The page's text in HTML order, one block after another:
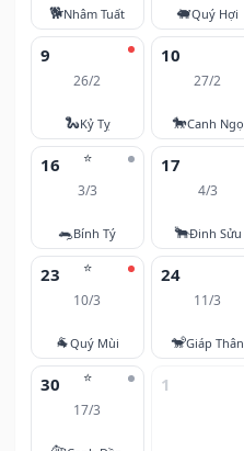
🐕Nhâm Tuất 🐖Quý Hợi
9
26/2
🐍Kỷ Tỵ
10
27/2
🐎Canh Ngọ
⭐
16
3/3
🐀Bính Tý
17
4/3
🐂Đinh Sửu
⭐
23
10/3
🐐Quý Mùi
24
11/3
🐒Giáp Thân
⭐
30
17/3
1